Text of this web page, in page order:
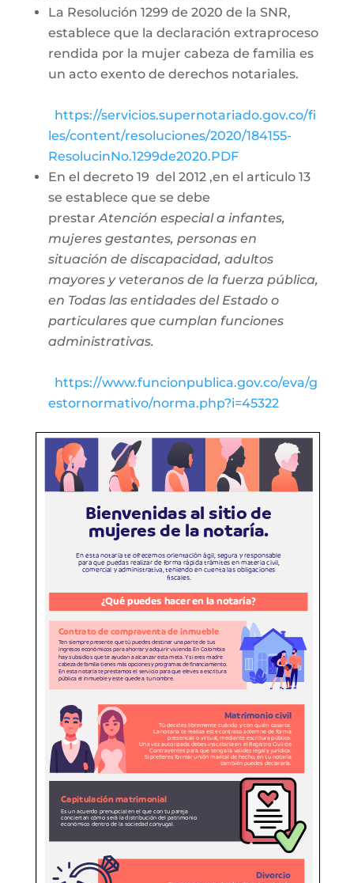
La Resolución 1299 de 2020 de la SNR,
establece que la declaración extraproceso
rendida por la mujer cabeza de familia es
un acto exento de derechos notariales.
https://servicios.supernotariado.gov.co/fi
les/content/resoluciones/2020/184155-
ResolucinNo.1299de2020.PDF
En el decreto 19 del 2012 ,en el articulo 13
se establece que se debe
prestarAtención especial a infantes,
mujeres gestantes, personas en
situación de discapacidad, adultos
mayores y veteranos de la fuerza pública,
en Todas las entidades del Estado o
particulares que cumplan funciones
administrativas.
https://www.funcionpublica.gov.co/eva/g
estornormativo/norma.php?i=45322